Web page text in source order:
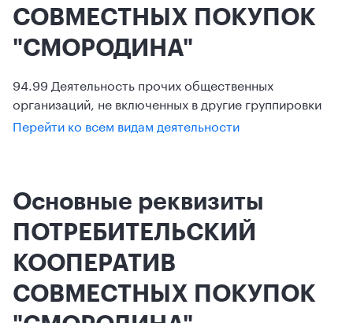
СОВМЕСТНЫХ ПОКУПОК
"СМОРОДИНА"
94.99 Деятельность прочих общественных
организаций, не включенных в другие группировки
Перейти ко всем видам деятельности
Основные реквизиты
ПОТРЕБИТЕЛЬСКИЙ
КООПЕРАТИВ
СОВМЕСТНЫХ ПОКУПОК